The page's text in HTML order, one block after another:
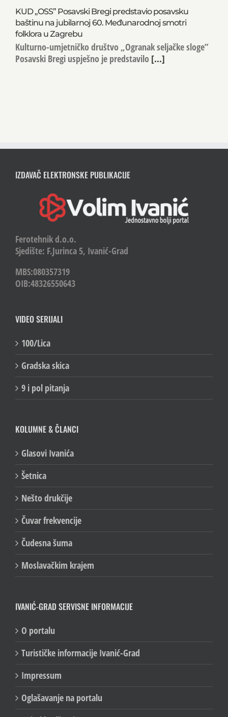
KUD „OSS” Posavski Bregi predstavio posavsku
baštinu na jubilarnoj 60. Međunarodnoj smotri
folklora u Zagrebu
Kulturno-umjetničko društvo „Ogranak seljačke sloge”
Posavski Bregi uspješno je predstavilo [...]
IZDAVAČ ELEKTRONSKE PUBLIKACIJE
Ferotehnik d.o.o.
Sjedište: F.Jurinca 5, Ivanić-Grad
MBS:080357319
OIB:48326550643
VIDEO SERIJALI
100/Lica
Gradska skica
9 i pol pitanja
KOLUMNE & ČLANCI
Glasovi Ivanića
Šetnica
Nešto drukčije
Čuvar frekvencije
Čudesna šuma
Moslavačkim krajem
IVANIĆ-GRAD SERVISNE INFORMACIJE
O portalu
Turističke informacije Ivanić-Grad
Impressum
Oglašavanje na portalu